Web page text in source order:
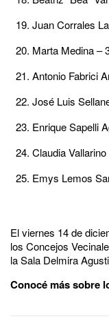
Juan Corrales
Marta Medina –
Antonio Fabrici
José Luis
Enrique Sapelli
Claudia
Emys Lemos
El viernes 14 de
los Concejos
la Sala Delmira
Conocé más sobre